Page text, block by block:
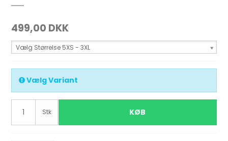
499,00 DKK
Vælg Størrelse 5XS - 3XL
Vælg Variant
Stk KØB